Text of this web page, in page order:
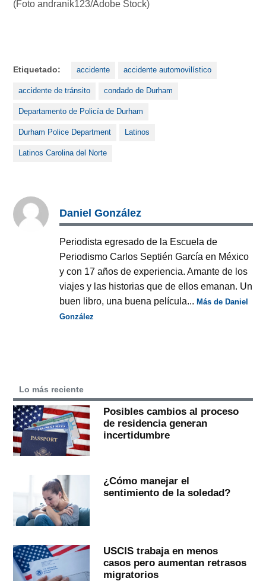
(Foto andranik123/Adobe Stock)
Etiquetado: accidente accidente automovilístico
accidente de tránsito condado de Durham
Departamento de Policía de Durham
Durham Police Department Latinos
Latinos Carolina del Norte
Daniel González
Periodista egresado de la Escuela de
Periodismo Carlos Septién García en México
y con 17 años de experiencia. Amante de los
viajes y las historias que de ellos emanan. Un
buen libro, una buena película...Más de Daniel
González
Lo más reciente
Posibles cambios al proceso
de residencia generan
incertidumbre
¿Cómo manejar el
sentimiento de la soledad?
USCIS trabaja en menos
casos pero aumentan retrasos
migratorios